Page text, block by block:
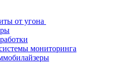
от угона
мониторинга